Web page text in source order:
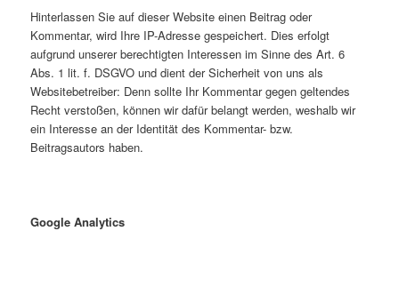
Hinterlassen Sie auf dieser Website einen Beitrag oder
Kommentar, wird Ihre IP-Adresse gespeichert. Dies erfolgt
aufgrund unserer berechtigten Interessen im Sinne des Art. 6
Abs. 1 lit. f. DSGVO und dient der Sicherheit von uns als
Websitebetreiber: Denn sollte Ihr Kommentar gegen geltendes
Recht verstoßen, können wir dafür belangt werden, weshalb wir
ein Interesse an der Identität des Kommentar- bzw.
Beitragsautors haben.
Google Analytics